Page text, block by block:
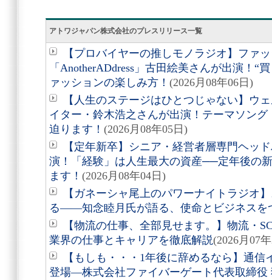
アトワジャパン株式会社のプレスリリース一覧
【プロバイヤーの推しモノラジオ】ファ
「AnotherADdress」古田絵美さんが出演！“
ァッションの楽しみ方！ (2026月08年06日)
【人生のステージはひとつじゃない】ウ
イター・鈴木浩之さんが出演！テーマソン
迫ります！ (2026月08年05日)
【定年新卒】シニア・経営者層専門ヘッ
演！「経験」は人生最大の資産──定年後の
ます！ (2026月08年04日)
【ガネーシャ尾上のパワーナイトラジオ
る――知念睦月氏が語る、使命とビジネスを
【物流の仕事、全部見せます。】物流・
業界の仕事とキャリアを徹底解説(2026月07
【もしも・・・1年後に辞めるなら】通
登場―株式会社ファイバーゲート代表取締役